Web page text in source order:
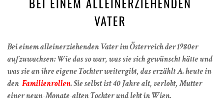
VATER
Bei einem alleinerziehenden Vater im Österreich der 1980er
aufzuwachsen: Wie das so war, was sie sich gewünscht hätte und
was sie an ihre eigene Tochter weitergibt, das erzählt A. heute in
den Familienrollen. Sie selbst ist40 Jahre alt, verlobt, Mutter
einer neun-Monate-alten Tochter und lebt in Wien.